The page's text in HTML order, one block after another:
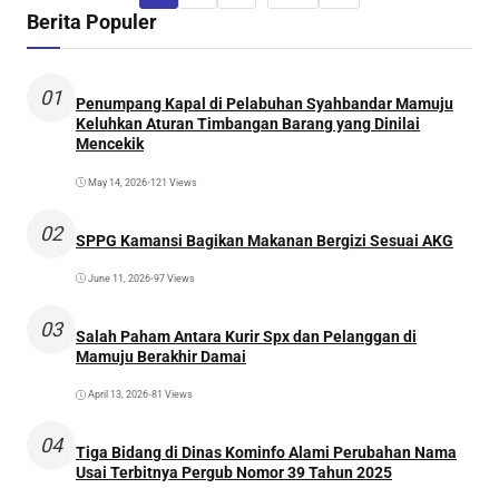
Berita Populer
01
Penumpang Kapal di Pelabuhan Syahbandar Mamuju
Keluhkan Aturan Timbangan Barang yang Dinilai
Mencekik
May 14, 2026•121 Views
02 SPPG Kamansi Bagikan Makanan Bergizi Sesuai AKG
June 11, 2026•97 Views
03
Salah Paham Antara Kurir Spx dan Pelanggan di
Mamuju Berakhir Damai
April 13, 2026•81 Views
04
Tiga Bidang di Dinas Kominfo Alami Perubahan Nama
Usai Terbitnya Pergub Nomor 39 Tahun 2025